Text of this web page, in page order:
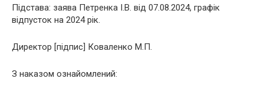
Підстава: заява Петренка І.В. від 07.08.2024, графік
відпусток на 2024 рік.
Директор [підпис] Коваленко М.П.
З наказом ознайомлений: